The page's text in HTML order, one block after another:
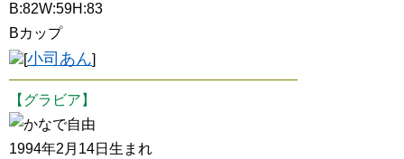
B:82W:59H:83
Bカップ
[小司あん]
【グラビア】
かなで自由
1994年2月14日生まれ